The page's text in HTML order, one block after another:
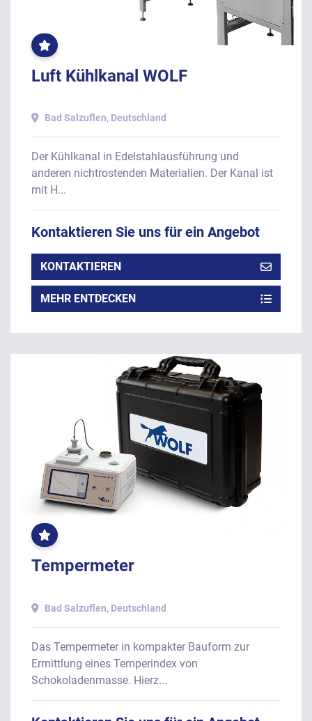
OFT
GEKLICKT
Luft Kühlkanal WOLF
Bad Salzuflen, Deutschland
Der Kühlkanal in Edelstahlausführung und
anderen nichtrostenden Materialien. Der Kanal ist
mit H...
Kontaktieren Sie uns für ein Angebot
KONTAKTIEREN
MEHR ENTDECKEN
OFT
GEKLICKT
Tempermeter
Bad Salzuflen, Deutschland
Das Tempermeter in kompakter Bauform zur
Ermittlung eines Temperindex von
Schokoladenmasse. Hierz...